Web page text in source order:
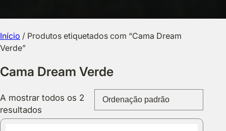
Início / Produtos etiquetados com “Cama Dream
Verde”
Cama Dream Verde
A mostrar todos os 2
resultados